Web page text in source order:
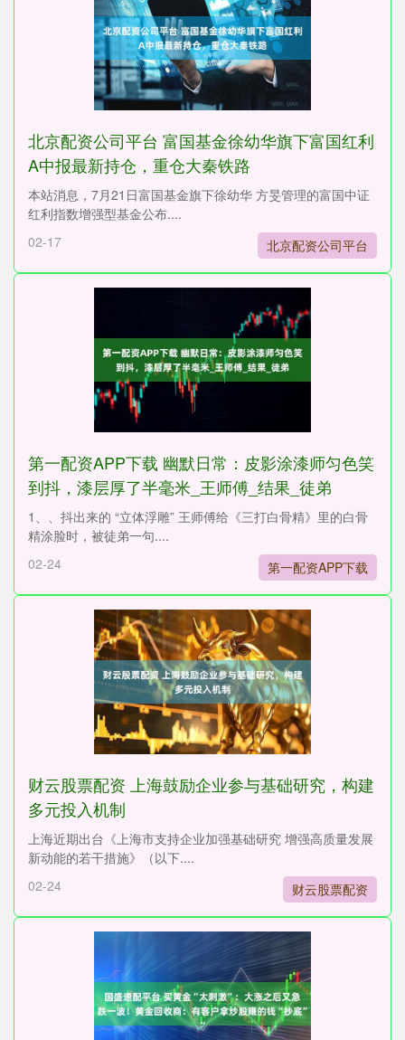
北京配资公司平台 富国基金徐幼华旗下富国红利
A中报最新持仓，重仓大秦铁路
本站消息，7月21日富国基金旗下徐幼华 方旻管理的富国中证
红利指数增强型基金公布....
02-17
北京配资公司平台
第一配资APP下载 幽默日常：皮影涂漆师匀色笑
到抖，漆层厚了半毫米_王师傅_结果_徒弟
1、、抖出来的 “立体浮雕” 王师傅给《三打白骨精》里的白骨
精涂脸时，被徒弟一句....
02-24
第一配资APP下载
财云股票配资 上海鼓励企业参与基础研究，构建
多元投入机制
上海近期出台《上海市支持企业加强基础研究 增强高质量发展
新动能的若干措施》（以下....
02-24
财云股票配资